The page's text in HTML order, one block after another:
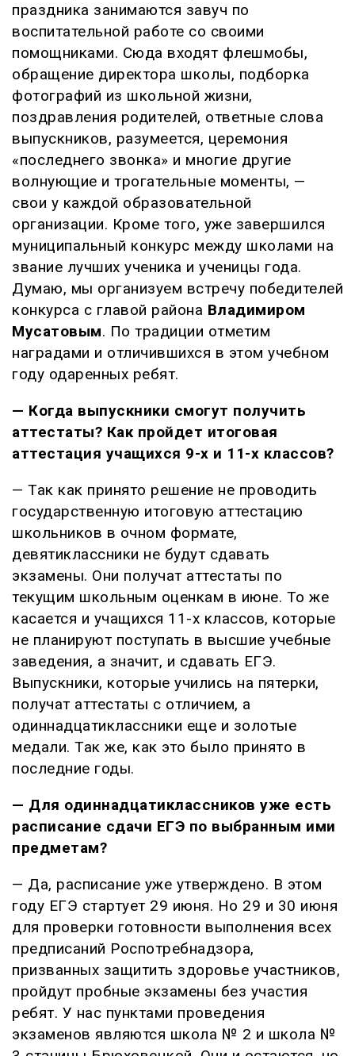
праздника занимаются завуч по
воспитательной работе со своими
помощниками. Сюда входят флешмобы,
обращение директора школы, подборка
фотографий из школьной жизни,
поздравления родителей, ответные слова
выпускников, разумеется, церемония
«последнего звонка» и многие другие
волнующие и трогательные моменты, —
свои у каждой образовательной
организации. Кроме того, уже завершился
муниципальный конкурс между школами на
звание лучших ученика и ученицы года.
Думаю, мы организуем встречу победителей
конкурса с главой района Владимиром
Мусатовым. По традиции отметим
наградами и отличившихся в этом учебном
году одаренных ребят.
— Когда выпускники смогут получить
аттестаты? Как пройдет итоговая
аттестация учащихся 9-х и 11-х классов?
— Так как принято решение не проводить
государственную итоговую аттестацию
школьников в очном формате,
девятиклассники не будут сдавать
экзамены. Они получат аттестаты по
текущим школьным оценкам в июне. То же
касается и учащихся 11-х классов, которые
не планируют поступать в высшие учебные
заведения, а значит, и сдавать ЕГЭ.
Выпускники, которые учились на пятерки,
получат аттестаты с отличием, а
одиннадцатиклассники еще и золотые
медали. Так же, как это было принято в
последние годы.
— Для одиннадцатиклассников уже есть
расписание сдачи ЕГЭ по выбранным ими
предметам?
— Да, расписание уже утверждено. В этом
году ЕГЭ стартует 29 июня. Но 29 и 30 июня
для проверки готовности выполнения всех
предписаний Роспотребнадзора,
призванных защитить здоровье участников,
пройдут пробные экзамены без участия
ребят. У нас пунктами проведения
экзаменов являются школа № 2 и школа №